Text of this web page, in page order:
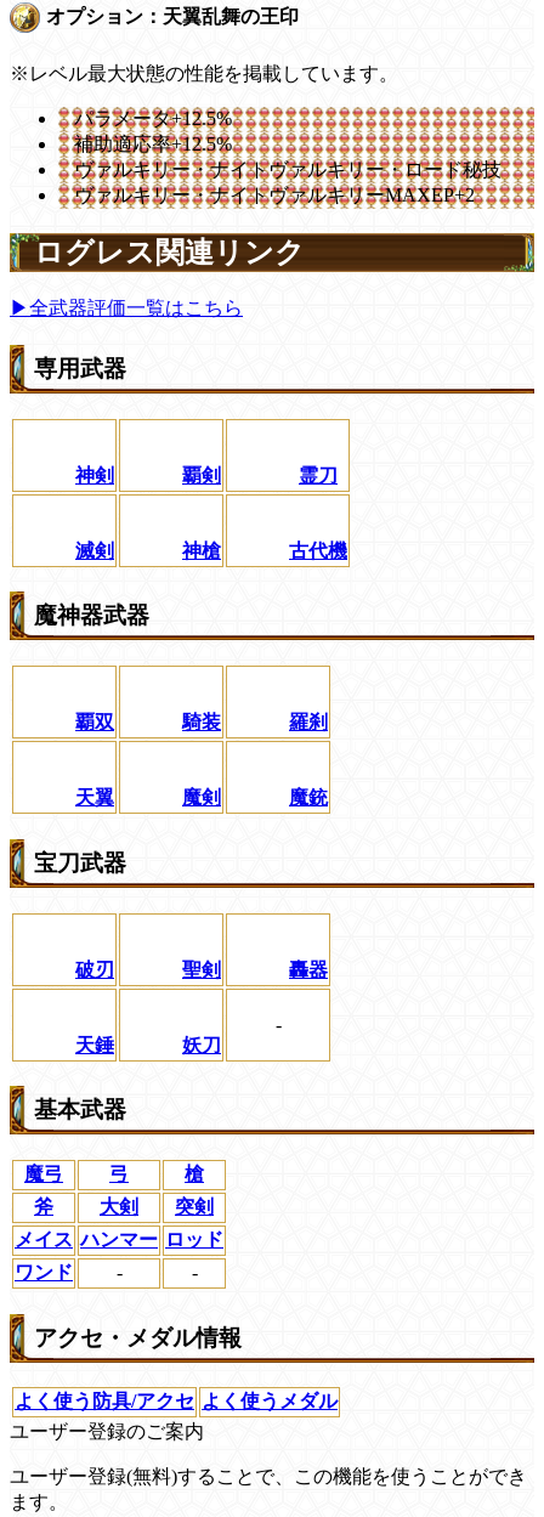
オプション：天翼乱舞の王印
※レベル最大状態の性能を掲載しています。
パラメータ+12.5%
補助適応率+12.5%
ヴァルキリー・ナイトヴァルキリー・ロード秘技
ヴァルキリー・ナイトヴァルキリーMAXEP+2
ログレス関連リンク
▶全武器評価一覧はこちら
専用武器
神剣 覇剣 霊刀
滅剣 神槍 古代機
魔神器武器
覇双 騎装 羅刹
天翼 魔剣 魔銃
宝刀武器
破刃 聖剣 轟器
天錘 妖刀
-
基本武器
魔弓 弓
槍
斧
大剣
突剣
メイス ハンマー ロッド
ワンド
- -
アクセ・メダル情報
よく使う防具/アクセ よく使うメダル
ユーザー登録のご案内
ユーザー登録(無料)することで、この機能を使うことができ
ます。